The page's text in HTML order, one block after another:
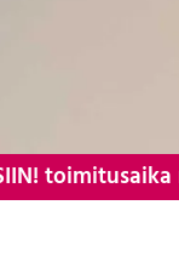
toimitusaika